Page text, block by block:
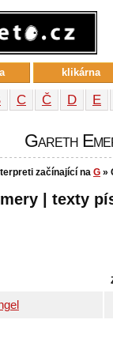
C Č D E
Gareth
začínající na G »
| texty
klikárna